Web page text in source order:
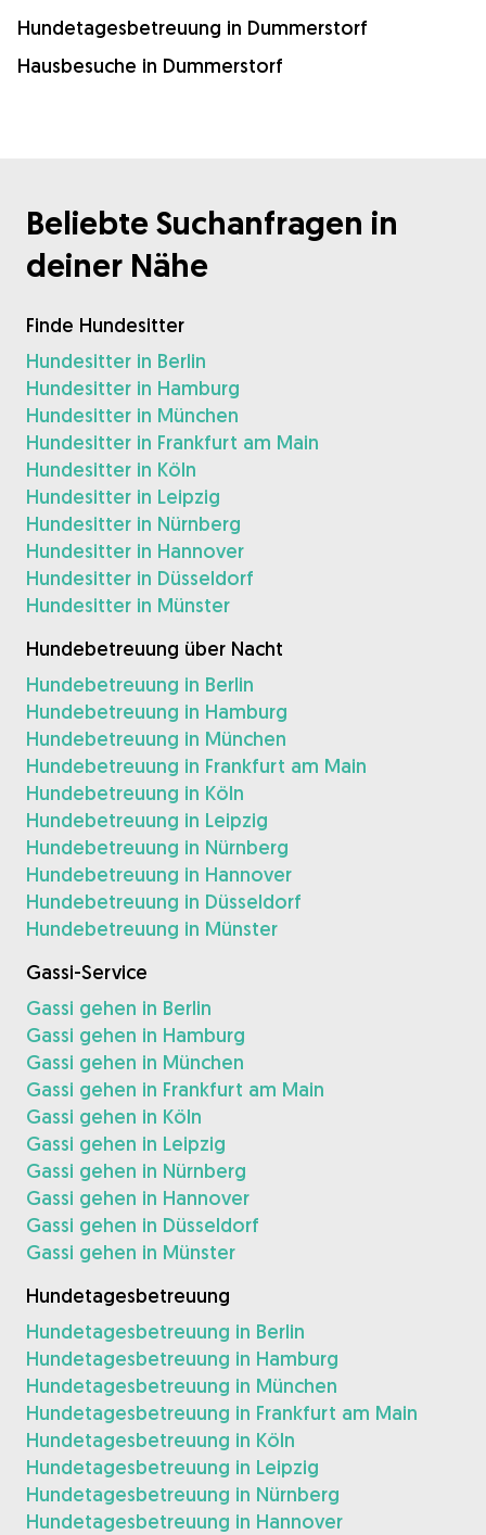
Hundetagesbetreuung in Dummerstorf
Hausbesuche in Dummerstorf
Beliebte Suchanfragen in
deiner Nähe
Finde Hundesitter
Hundesitter in Berlin
Hundesitter in Hamburg
Hundesitter in München
Hundesitter in Frankfurt am Main
Hundesitter in Köln
Hundesitter in Leipzig
Hundesitter in Nürnberg
Hundesitter in Hannover
Hundesitter in Düsseldorf
Hundesitter in Münster
Hundebetreuung über Nacht
Hundebetreuung in Berlin
Hundebetreuung in Hamburg
Hundebetreuung in München
Hundebetreuung in Frankfurt am Main
Hundebetreuung in Köln
Hundebetreuung in Leipzig
Hundebetreuung in Nürnberg
Hundebetreuung in Hannover
Hundebetreuung in Düsseldorf
Hundebetreuung in Münster
Gassi-Service
Gassi gehen in Berlin
Gassi gehen in Hamburg
Gassi gehen in München
Gassi gehen in Frankfurt am Main
Gassi gehen in Köln
Gassi gehen in Leipzig
Gassi gehen in Nürnberg
Gassi gehen in Hannover
Gassi gehen in Düsseldorf
Gassi gehen in Münster
Hundetagesbetreuung
Hundetagesbetreuung in Berlin
Hundetagesbetreuung in Hamburg
Hundetagesbetreuung in München
Hundetagesbetreuung in Frankfurt am Main
Hundetagesbetreuung in Köln
Hundetagesbetreuung in Leipzig
Hundetagesbetreuung in Nürnberg
Hundetagesbetreuung in Hannover